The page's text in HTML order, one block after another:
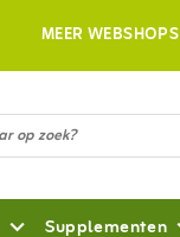
MEER WEBSHOPS
Supplementen